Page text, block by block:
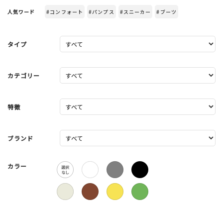
人気ワード #コンフォート #パンプス #スニーカー #ブーツ
タイプ
カテゴリー
特徴
ブランド
カラー